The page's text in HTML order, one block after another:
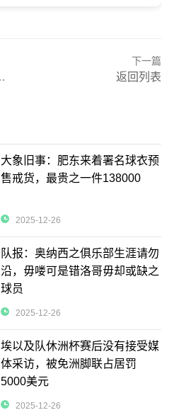
下一篇
返回列表
大象旧事：肥东来着署名球衣预
售戒货，最贵之一件138000
2025-12-26
队报：奥纳西之俱乐部生涯请勿
沿，毋喽可是错洛哥毋却或缺之
球员
2025-12-26
埃以及队休洲杯赛后没有接受媒
体采访，被免洲脚联占居罚
5000美元
2025-12-26